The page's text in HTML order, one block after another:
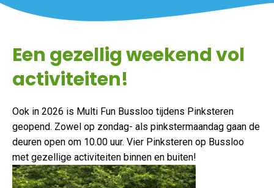
Een gezellig weekend vol
activiteiten!
Ook in 2026 is Multi Fun Bussloo tijdens Pinksteren
geopend. Zowel op zondag- als pinkstermaandag gaan de
deuren open om 10.00 uur. Vier Pinksteren op Bussloo
met gezellige activiteiten binnen en buiten!